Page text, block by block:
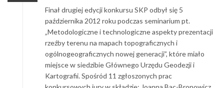
Finał drugiej edycji konkursu SKP odbył się 5
października 2012 roku podczas seminarium pt.
„Metodologiczne i technologiczne aspekty prezentacji
rzeźby terenu na mapach topograficznych i
ogólnogeograficznych nowej generacji”, które miało
miejsce w siedzibie Głównego Urzędu Geodezji i
Kartografii. Spośród 11 zgłoszonych prac